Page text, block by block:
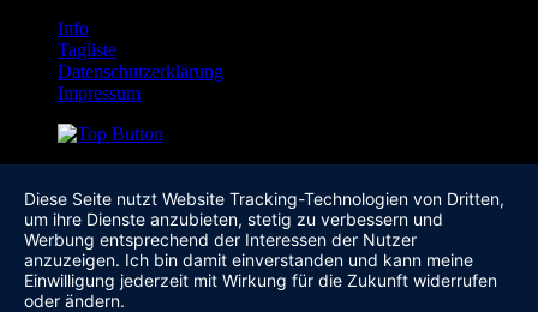
Info
Tagliste
Datenschutzerklärung
Impressum
Diese Seite nutzt Website Tracking-Technologien von Dritten,
um ihre Dienste anzubieten, stetig zu verbessern und
Werbung entsprechend der Interessen der Nutzer
anzuzeigen. Ich bin damit einverstanden und kann meine
Einwilligung jederzeit mit Wirkung für die Zukunft widerrufen
oder ändern.